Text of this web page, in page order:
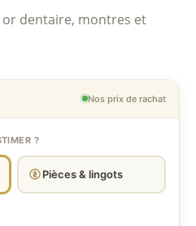
or dentaire, montres et
Nos prix de rachat
?
Pièces & lingots